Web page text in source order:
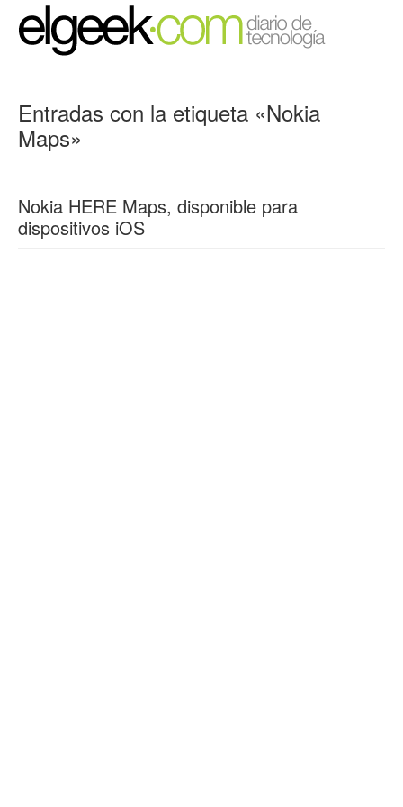
Entradas con la etiqueta «Nokia
Maps»
Nokia HERE Maps, disponible para
dispositivos iOS